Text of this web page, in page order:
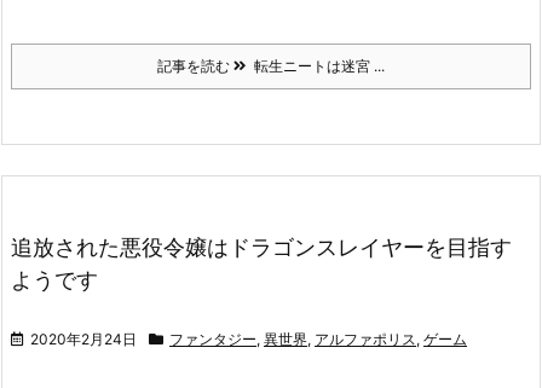
記事を読む 転生ニートは迷宮 ...
追放された悪役令嬢はドラゴンスレイヤーを目指す
ようです
2020年2月24日 ファンタジー, 異世界, アルファポリス, ゲーム